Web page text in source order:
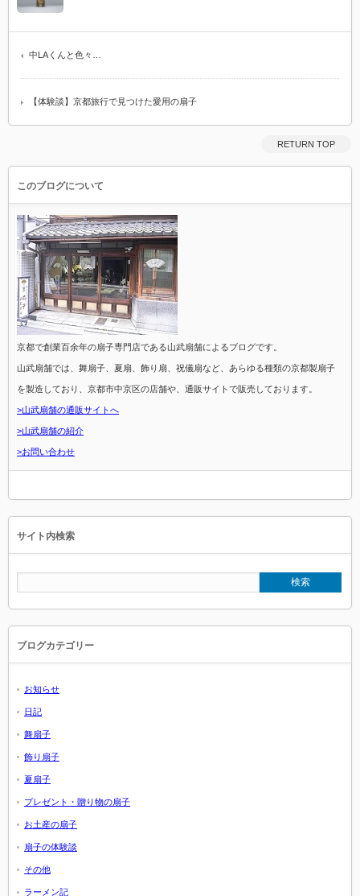
中LAくんと色々…
【体験談】京都旅行で見つけた愛用の扇子
RETURN TOP
このブログについて
京都で創業百余年の扇子専門店である山武扇舗によるブログです。
山武扇舗では、舞扇子、夏扇、飾り扇、祝儀扇など、あらゆる種類の京都製扇子
を製造しており、京都市中京区の店舗や、通販サイトで販売しております。
>山武扇舗の通販サイトへ
>山武扇舗の紹介
>お問い合わせ
サイト内検索
ブログカテゴリー
お知らせ
日記
舞扇子
飾り扇子
夏扇子
プレゼント・贈り物の扇子
お土産の扇子
扇子の体験談
その他
ラーメン記